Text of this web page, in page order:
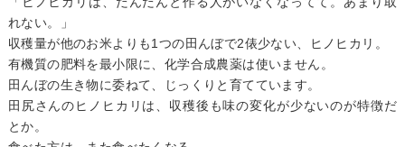
れない。」
収穫量が他のお米よりも1つの田んぼで2俵少ない、ヒノヒカリ。
有機質の肥料を最小限に、化学合成農薬は使いません。
田んぼの生き物に委ねて、じっくりと育てています。
田尻さんのヒノヒカリは、収穫後も味の変化が少ないのが特徴だ
とか。